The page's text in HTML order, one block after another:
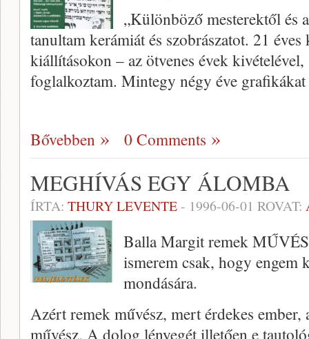
„Különböző mesterektől és
tanultam kerámiát és szobrászatot. 21
kiállításokon – az ötvenes évek
foglalkoztam. Mintegy négy éve gra­fikákat
Bővebben 0 Comments
MEGHÍVÁS EGY ÁLOMBA
ÍRTA: THURY LEVENTE- 1996-06-01 ROVAT:
Balla Margit remek
ismerem csak, hogy engem
mondására.
Azért remek művész, mert ér­dekes
művész. A dolog lé­nyegét illetően e